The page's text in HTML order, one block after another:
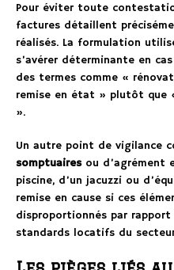
Pour éviter toute
factures détaillent
réalisés. La formulation
s’avérer déterminante en
des termes comme «
remise en état » plutôt que
».
Un autre point de vigilance
somptuairesou d’agrément
piscine, d’un jacuzzi ou
remise en cause si ces
disproportionnés par
standards locatifs du